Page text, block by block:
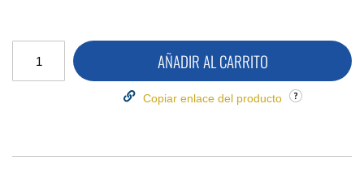
AÑADIR AL CARRITO
Copiar enlace del producto